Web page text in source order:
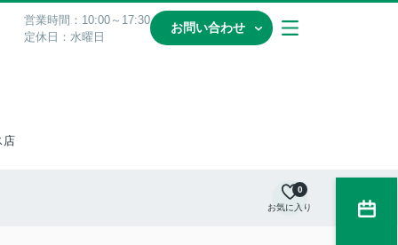
営業時間：10:00～17:30
定休日：水曜日
お問い合わせ
店
お気に入り
0